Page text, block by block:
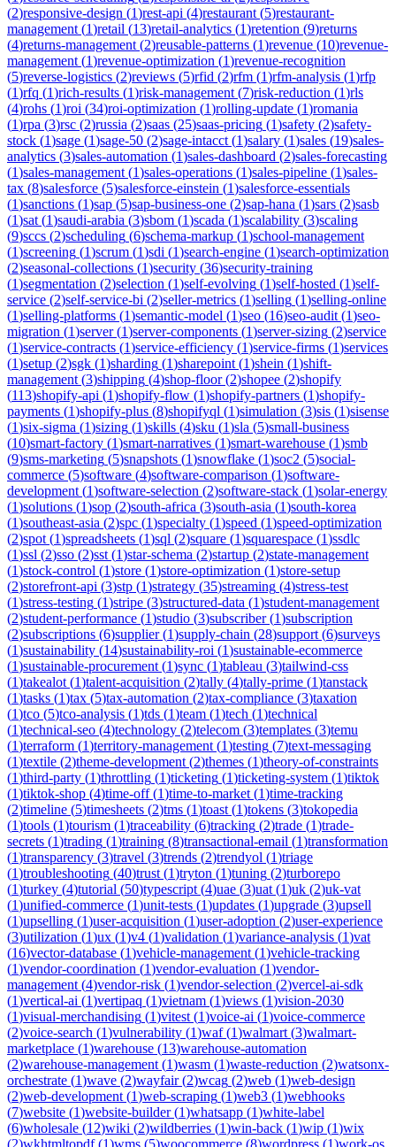
(2)responsive-design (1)rest-api (4)restaurant (5)restaurant-
management (1)retail (13)retail-analytics (1)retention (9)returns
(4)returns-management (2)reusable-patterns (1)revenue (10)revenue-
management (1)revenue-optimization (1)revenue-recognition
(5)reverse-logistics (2)reviews (5)rfid (2)rfm (1)rfm-analysis (1)rfp
(1)rfq (1)rich-results (1)risk-management (7)risk-reduction (1)rls
(4)rohs (1)roi (34)roi-optimization (1)rolling-update (1)romania
(1)rpa (3)rsc (2)russia (2)saas (25)saas-pricing (1)safety (2)safety-
stock (1)sage (1)sage-50 (2)sage-intacct (1)salary (1)sales (19)sales-
analytics (3)sales-automation (1)sales-dashboard (2)sales-forecasting
(1)sales-management (1)sales-operations (1)sales-pipeline (1)sales-
tax (8)salesforce (5)salesforce-einstein (1)salesforce-essentials
(1)sanctions (1)sap (5)sap-business-one (2)sap-hana (1)sars (2)sasb
(1)sat (1)saudi-arabia (3)sbom (1)scada (1)scalability (3)scaling
(9)sccs (2)scheduling (6)schema-markup (1)school-management
(1)screening (1)scrum (1)sdi (1)search-engine (1)search-optimization
(2)seasonal-collections (1)security (36)security-training
(1)segmentation (2)selection (1)self-evolving (1)self-hosted (1)self-
service (2)self-service-bi (2)seller-metrics (1)selling (1)selling-online
(1)selling-platforms (1)semantic-model (1)seo (16)seo-audit (1)seo-
migration (1)server(1)server-components (1)server-sizing (2)service
(1)service-contracts (1)service-efficiency (1)service-firms (1)services
(1)setup (2)sgk (1)sharding (1)sharepoint (1)shein (1)shift-
management (3)shipping (4)shop-floor(2)shopee (2)shopify
(113)shopify-api (1)shopify-flow (1)shopify-partners (1)shopify-
payments (1)shopify-plus (8)shopifyql (1)simulation (3)sis (1)sisense
(1)six-sigma (1)sizing (1)skills (4)sku (1)sla (5)small-business
(10)smart-factory (1)smart-narratives (1)smart-warehouse (1)smb
(9)sms-marketing (5)snapshots (1)snowflake (1)soc2 (5)social-
commerce (5)software (4)software-comparison (1)software-
development (1)software-selection (2)software-stack (1)solar-energy
(1)solutions (1)sop (2)south-africa (3)south-asia (1)south-korea
(1)southeast-asia (2)spc (1)specialty (1)speed (1)speed-optimization
(2)spot (1)spreadsheets (1)sql (2)square (1)squarespace (1)ssdlc
(1)ssl (2)sso (2)sst (1)star-schema (2)startup (2)state-management
(1)stock-control (1)store (1)store-optimization (1)store-setup
(2)storefront-api (3)stp (1)strategy (35)streaming (4)stress-test
(1)stress-testing (1)stripe (3)structured-data (1)student-management
(2)student-performance (1)studio (3)subscriber(1)subscription
(2)subscriptions (6)supplier(1)supply-chain (28)support (6)surveys
(1)sustainability (14)sustainability-roi (1)sustainable-ecommerce
(1)sustainable-procurement (1)sync (1)tableau (3)tailwind-css
(1)takealot (1)talent-acquisition (2)tally (4)tally-prime (1)tanstack
(1)tasks (1)tax (5)tax-automation (2)tax-compliance (3)taxation
(1)tco (5)tco-analysis (1)tds (1)team (1)tech (1)technical
(1)technical-seo (4)technology (2)telecom (3)templates (3)temu
(1)terraform (1)territory-management (1)testing (7)text-messaging
(1)textile (2)theme-development (2)themes (1)theory-of-constraints
(1)third-party (1)throttling (1)ticketing (1)ticketing-system (1)tiktok
(1)tiktok-shop (4)time-off(1)time-to-market (1)time-tracking
(2)timeline (5)timesheets (2)tms (1)toast (1)tokens (3)tokopedia
(1)tools (1)tourism (1)traceability (6)tracking (2)trade (1)trade-
secrets (1)trading (1)training (8)transactional-email (1)transformation
(1)transparency (3)travel (3)trends (2)trendyol (1)triage
(1)troubleshooting (40)trust (1)tryton (1)tuning (2)turborepo
(1)turkey (4)tutorial (50)typescript (4)uae (3)uat (1)uk (2)uk-vat
(1)unified-commerce (1)unit-tests (1)updates (1)upgrade (3)upsell
(1)upselling (1)user-acquisition (1)user-adoption (2)user-experience
(3)utilization (1)ux (1)v4 (1)validation (1)variance-analysis (1)vat
(16)vector-database (1)vehicle-management (1)vehicle-tracking
(1)vendor-coordination (1)vendor-evaluation (1)vendor-
management (4)vendor-risk (1)vendor-selection (2)vercel-ai-sdk
(1)vertical-ai (1)vertipaq (1)vietnam (1)views (1)vision-2030
(1)visual-merchandising (1)vitest (1)voice-ai (1)voice-commerce
(2)voice-search (1)vulnerability (1)waf(1)walmart (3)walmart-
marketplace (1)warehouse (13)warehouse-automation
(2)warehouse-management (1)wasm (1)waste-reduction (2)watsonx-
orchestrate (1)wave (2)wayfair(2)wcag (2)web (1)web-design
(2)web-development (1)web-scraping (1)web3 (1)webhooks
(7)website (1)website-builder(1)whatsapp (1)white-label
(6)wholesale (12)wiki (2)wildberries (1)win-back (1)wip (1)wix
(2)wkhtmltopdf(1)wms (5)woocommerce (8)wordpress (1)work-os